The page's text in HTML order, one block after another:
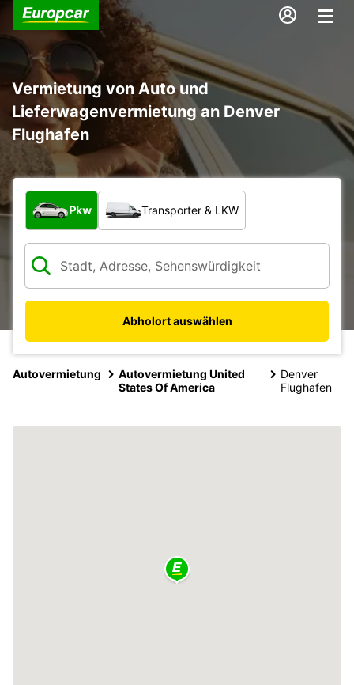
Vermietung von Auto und
Lieferwagenvermietung an Denver
Flughafen
Welche Art von Fahrzeug?
Pkw Transporter & LKW
Abholort auswählen
Autovermietung
Autovermietung United
States Of America
Denver
Flughafen